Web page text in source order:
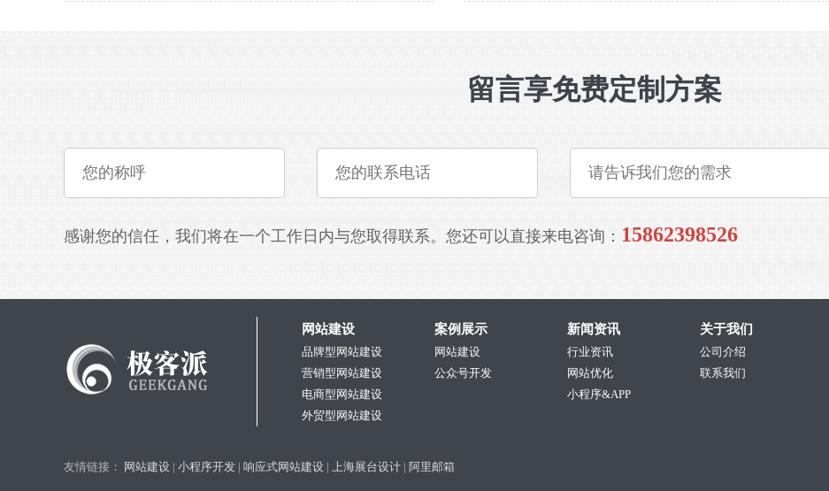
留言享免费定制方案
感谢您的信任，我们将在一个工作日内与您取得联系。您还可以直接来电咨询： 15862398526
网站建设
品牌型网站建设
营销型网站建设
电商型网站建设
外贸型网站建设
案例展示
网站建设
公众号开发
新闻资讯
行业资讯
网站优化
小程序&APP
关于我们
公司介绍
联系我们
友情链接： 网站建设 | 小程序开发 | 响应式网站建设 | 上海展台设计 | 阿里邮箱